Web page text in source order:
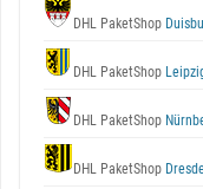
DHL PaketShop
DHL PaketShop
DHL PaketShop
DHL PaketShop